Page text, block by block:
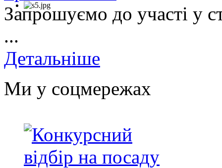
Запрошуємо до участі у
...
Детальніше
Ми у соцмережах